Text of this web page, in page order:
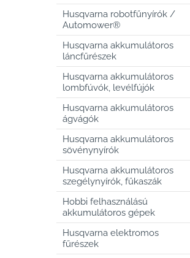
Husqvarna robotfűnyírók /
Automower®
Husqvarna akkumulátoros
láncfűrészek
Husqvarna akkumulátoros
lombfúvók, levélfújók
Husqvarna akkumulátoros
ágvágók
Husqvarna akkumulátoros
sövénynyírók
Husqvarna akkumulátoros
szegélynyírók, fűkaszák
Hobbi felhasználású
akkumulátoros gépek
Husqvarna elektromos
fűrészek